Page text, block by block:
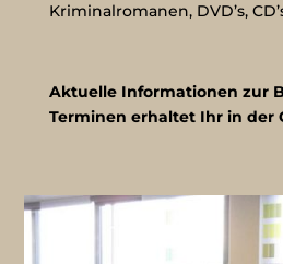
Kriminalromanen, DVD’s,
Aktuelle Informationen zur
Terminen erhaltet Ihr in der